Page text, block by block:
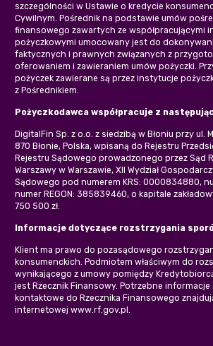
szczególności w Ustawie o kredycie
Cywilnym. Pośrednik na podstawie umów
finansowego zawartych ze współpracującymi
pożyczkowymi umocowany jest do
faktycznych i prawnych związanych z
oferowaniem i zawieraniem umów pożyczki.
pożyczek zawierane są przez instytucje
z Pośrednikiem.
Pożyczkodawca współpracuje z
DigitalFin Sp. z o.o. z siedzibą w Błoniu przy ul.
870 Błonie, Polska, wpisaną do Rejestru
Rejestru Sądowego prowadzonego przez Sąd
Warszawy w Warszawie, XII Wydział
Sądowego pod numerem KRS: 0000834880,
numer REGON: 385839460, o kapitale
750 500 zł.
Informacje dotyczące rozstrzygania
Klient ma prawo do pozasądowego
konsumenckich. Podmiotem właściwym do
wynikającego z umowy pomiędzy
jest Rzecznik Finansowy. Potrzebne informacje
kontaktowe do Rzecznika Finansowego
internetowej www.rf.gov.pl.